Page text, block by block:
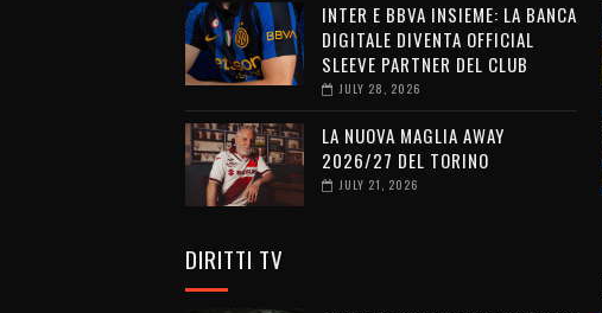
INTER E BBVA INSIEME: LA BANCA
DIGITALE DIVENTA OFFICIAL
SLEEVE PARTNER DEL CLUB
JULY 28, 2026
LA NUOVA MAGLIA AWAY
2026/27 DEL TORINO
JULY 21, 2026
DIRITTI TV